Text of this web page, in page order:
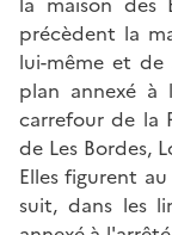
précèdent la
lui-même et
plan annexé à
carrefour de la
de Les Bordes,
Elles figurent
suit, dans les